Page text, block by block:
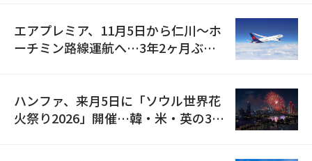
エアプレミア、11月5日から仁川〜ホ
ーチミン路線運航へ…3年2ヶ月ぶり
ハンファ、来月5日に「ソウル世界花
火祭り2026」開催…韓・米・英の3カ